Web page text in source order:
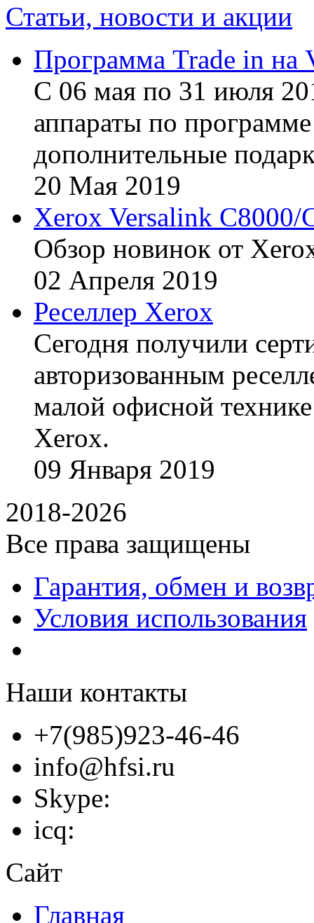
Статьи, новости и акции
Программа Trade in на
С 06 мая по 31 июля
аппараты по
дополнительные
20 Мая 2019
Xerox Versalink C8000/
Обзор новинок от
02 Апреля 2019
Реселлер Xerox
Сегодня получили
авторизованным
малой офисной
Xerox.
09 Января 2019
2018-2026
Все права защищены
Гарантия, обмен и
Условия использования
Наши контакты
+7(985)923-46-46
info@hfsi.ru
Skype:
icq:
Сайт
Главная